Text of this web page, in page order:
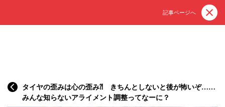
記事ページへ
タイヤの歪みは心の歪み⁈ きちんとしないと後が怖いぞ……
みんな知らないアライメント調整ってなーに？